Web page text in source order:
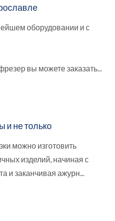
оборудовании и с
вы можете заказать...
и не только
можно изготовить
изделий, начиная с
и заканчивая ажурн...